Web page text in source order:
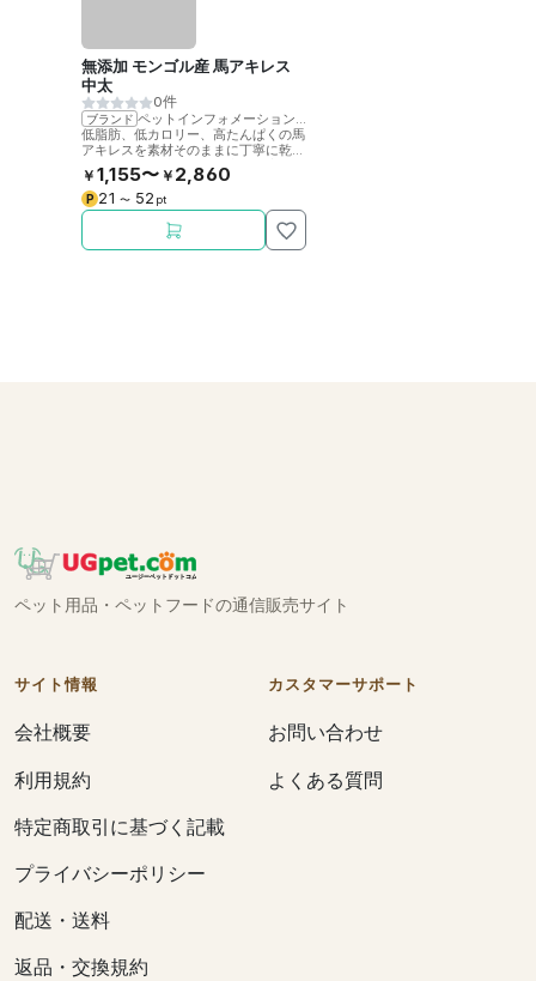
無添加 モンゴル産 馬アキレス
中太
0件
ブランド
ペットインフォメーションラック
低脂肪、低カロリー、高たんぱくの馬
アキレスを素材そのままに丁寧に乾燥
させました。噛むことで歯の健康をサ
ポート。
￥ 1,155〜 ￥ 2,860
P 21 〜 52 pt
ペット用品・ペットフードの通信販売サイト
サイト情報
会社概要
利用規約
特定商取引に基づく記載
プライバシーポリシー
配送・送料
返品・交換規約
カスタマーサポート
お問い合わせ
よくある質問